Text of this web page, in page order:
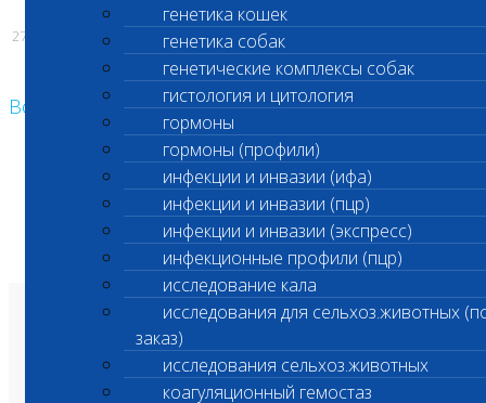
генетика кошек
генетика собак
генетические комплексы собак
гистология и цитология
гормоны
гормоны (профили)
инфекции и инвазии (ифа)
инфекции и инвазии (пцр)
инфекции и инвазии (экспресс)
инфекционные профили (пцр)
исследование кала
исследования для сельхоз.животных
заказ)
исследования сельхоз.животных
коагуляционный гемостаз
27.03.2017
Возврат к списку
О лаборатории
Анализы и цены
Ветеринарные центры
Владельцам
Врачам и клиникам